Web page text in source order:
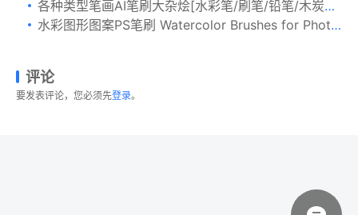
各种类型笔画AI笔刷大杂烩[水彩笔/刷笔/铅笔/木炭笔/记号笔] Essential Vector Brushes Collection
水彩图形图案PS笔刷 Watercolor Brushes for Photoshop
评论
要发表评论，您必须先登录。